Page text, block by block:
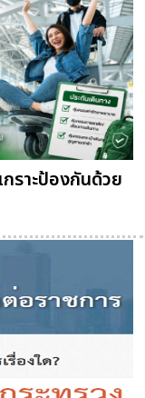
ราะป้องกันด้วย